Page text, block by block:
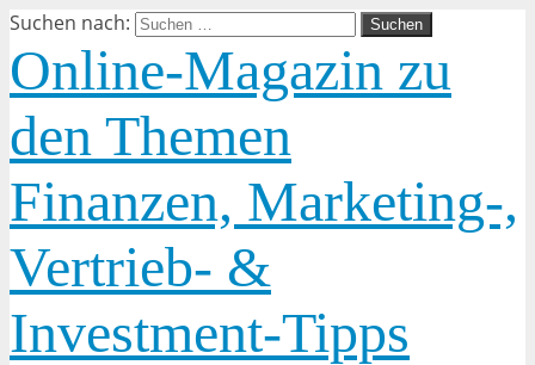
Suchen nach:
Online-Magazin zu
den Themen
Finanzen, Marketing-,
Vertrieb- &
Investment-Tipps